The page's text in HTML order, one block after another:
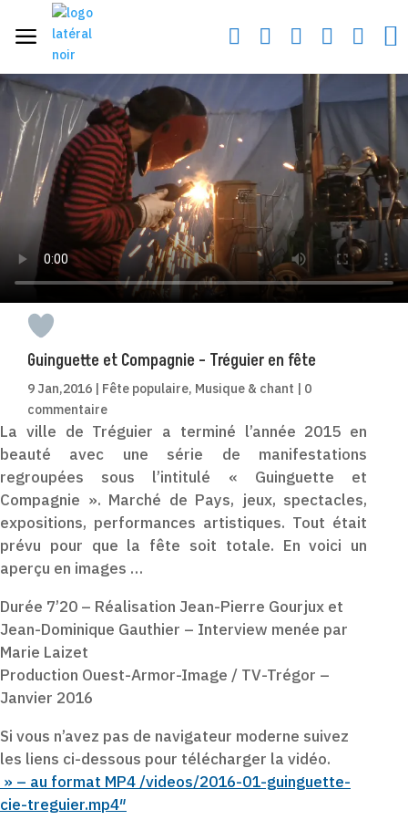
a      
Guinguette et Compagnie – Tréguier en fête
9 Jan,2016 | Fête populaire, Musique & chant | 0
commentaire
La ville de Tréguier a terminé l’année 2015 en
beauté avec une série de manifestations
regroupées sous l’intitulé « Guinguette et
Compagnie ». Marché de Pays, jeux, spectacles,
expositions, performances artistiques. Tout était
prévu pour que la fête soit totale. En voici un
aperçu en images …
Durée 7’20 – Réalisation Jean-Pierre Gourjux et
Jean-Dominique Gauthier – Interview menée par
Marie Laizet
Production Ouest-Armor-Image / TV-Trégor –
Janvier 2016
Si vous n’avez pas de navigateur moderne suivez
les liens ci-dessous pour télécharger la vidéo.
» – au format MP4 /videos/2016-01-guinguette-
cie-treguier.mp4″